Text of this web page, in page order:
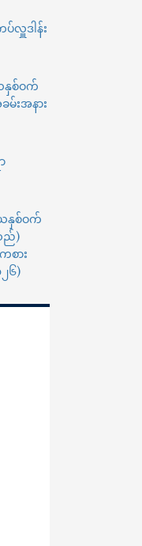
လှူဒါန်း
နှစ်ဝက်
မ်းအနား
နှစ်ဝက်
ည်)
စား
၆)